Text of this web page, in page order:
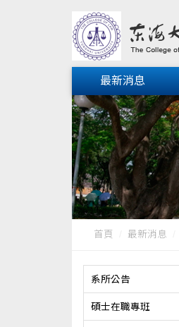
最新消息
首頁 最新消息
系所公告
碩士在職專班